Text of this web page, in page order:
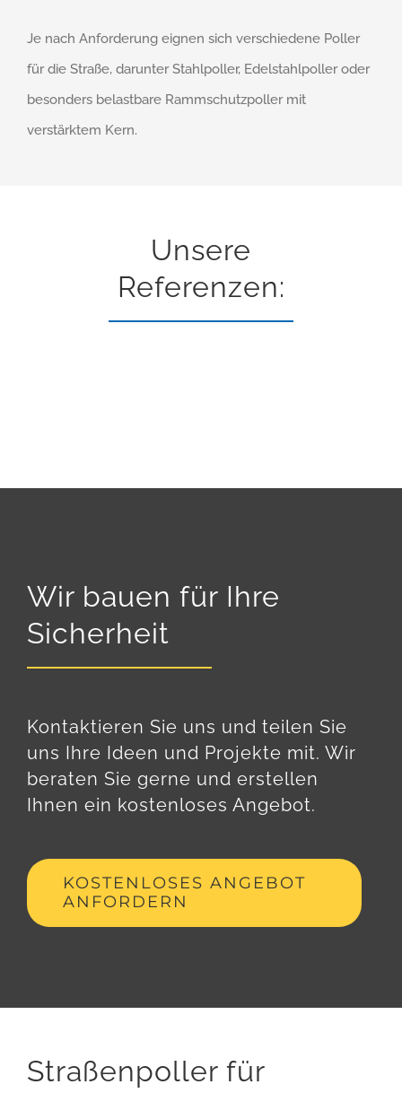
Je nach Anforderung eignen sich verschiedene Poller
für die Straße, darunter Stahlpoller, Edelstahlpoller oder
besonders belastbare Rammschutzpoller mit
verstärktem Kern.
Unsere
Referenzen:
Wir bauen für Ihre
Sicherheit
Kontaktieren Sie uns und teilen Sie
uns Ihre Ideen und Projekte mit. Wir
beraten Sie gerne und erstellen
Ihnen ein kostenloses Angebot.
KOSTENLOSES ANGEBOT
ANFORDERN
Straßenpoller für